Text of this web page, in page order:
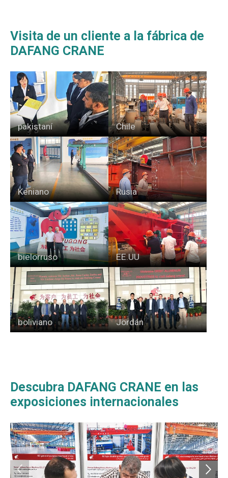
Visita de un cliente a la fábrica de
DAFANG CRANE
pakistaní Chile
Keniano Rusia
bielorruso EE.UU
boliviano Jordán
Descubra DAFANG CRANE en las
exposiciones internacionales